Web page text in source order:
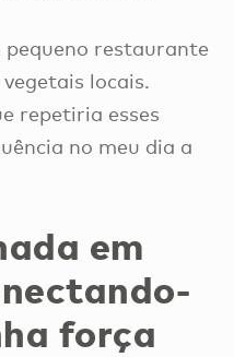
pequeno restaurante
locais.
repetiria esses
no meu dia a
em
força